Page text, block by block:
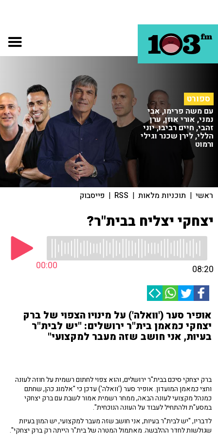
ספורט
עם משה פרימו, אבי
נמני, אורי אוזן, ערן
זהבי, חיים רביבו, יוני
הללי, לירן שכנר וגילי
ורמוט
ראשי | תוכניות מלאות |
RSS
| פייסבוק
יצחקי יצליח בבית"ר?
00:00 08:20
אופיר סער ('וואלה') על מינויו הצפוי של ברק
יצחקי כמאמן בית"ר ירושלים: "יש לבית"ר
בעיות, אני חושב שזה מעבר למקצועי"
ברק יצחקי סיכם בבית"ר ירושלים, והוא צפוי לחתום רשמית על חוזה לעונה
וחצי כמאמן המועדון. אופיר סער ('וואלה') עדכן כי "אלמוג כהן, שחתם
כמנהל מקצועי לעונה הבאה, ממחר רשמית אמור לשבת עם ברק יצחקי
במסע"ת ולהתחיל לעבוד על העונה הנוכחית".
לדבריו, "יש לבית"ר בעיות, אני חושב שזה מעבר למקצועי, יש המון בעיות
שגולשות לחדר ההלבשה. מאתמול המטרה של בית"ר הייתה רק ברק יצחקי".